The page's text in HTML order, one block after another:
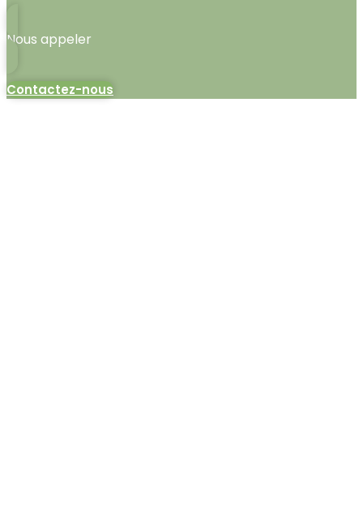
Nous appeler
Contactez-nous